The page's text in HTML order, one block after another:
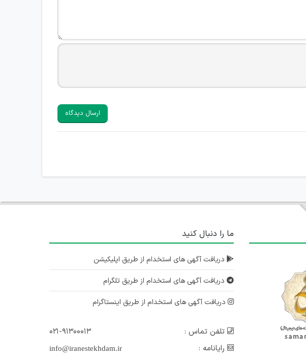
ارسال دیدگاه
ما را دنبال کنید
دریافت آگهی های استخدام از طریق اپلیکیشن
دریافت آگهی های استخدام از طریق تلگرام
دریافت آگهی های استخدام از طریق اینستاگرام
تلفن تماس :
۰۲۱-۹۱۳۰۰۰۱۳
رایانامه :
info@iranestekhdam.ir